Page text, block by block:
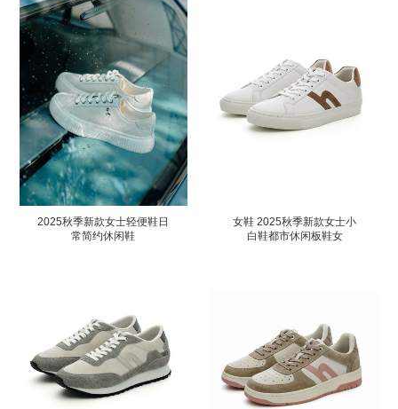
2025秋季新款女士轻便鞋日
常简约休闲鞋
女鞋 2025秋季新款女士小
白鞋都市休闲板鞋女